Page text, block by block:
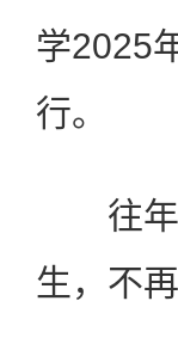
学2025
行。
往年
生，不